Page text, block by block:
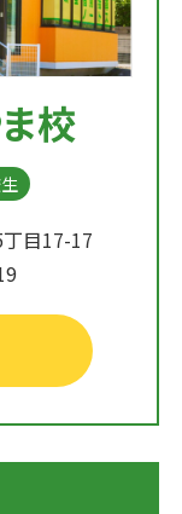
校
目17-17